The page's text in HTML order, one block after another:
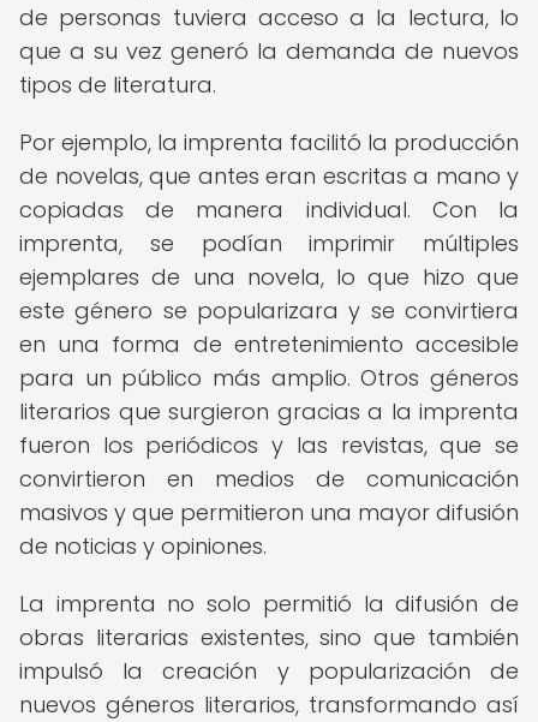
de personas tuviera acceso a la lectura, lo
que a su vez generó la demanda de nuevos
tipos de literatura.
Por ejemplo, la imprenta facilitó la producción
de novelas, que antes eran escritas a mano y
copiadas de manera individual. Con la
imprenta, se podían imprimir múltiples
ejemplares de una novela, lo que hizo que
este género se popularizara y se convirtiera
en una forma de entretenimiento accesible
para un público más amplio. Otros géneros
literarios que surgieron gracias a la imprenta
fueron los periódicos y las revistas, que se
convirtieron en medios de comunicación
masivos y que permitieron una mayor difusión
de noticias y opiniones.
La imprenta no solo permitió la difusión de
obras literarias existentes, sino que también
impulsó la creación y popularización de
nuevos géneros literarios, transformando así